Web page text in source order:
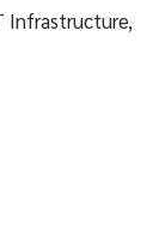
Infrastructure,